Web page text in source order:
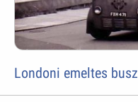
Londoni emeltes